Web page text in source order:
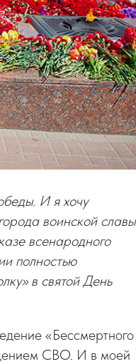
И я хочу
воинской славы
всенародного
полностью
в святой День
«Бессмертного
СВО. И в моей